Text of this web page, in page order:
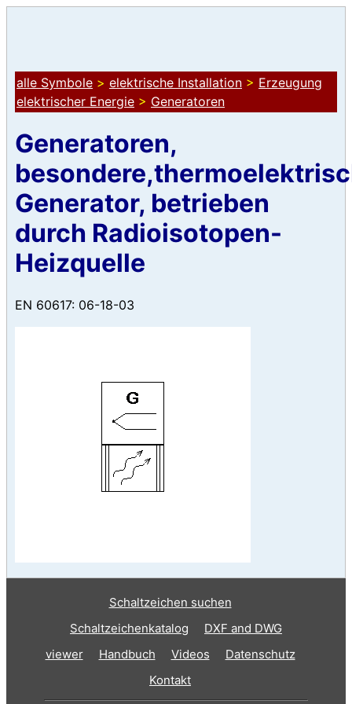
alle Symbole > elektrische Installation > Erzeugung
elektrischer Energie > Generatoren
Generatoren,
Generator, betrieben
durch Radioisotopen-
Heizquelle
EN 60617: 06-18-03
Schaltzeichen suchen
Schaltzeichenkatalog
DXF and DWG
viewer
Handbuch Videos
Datenschutz
Kontakt